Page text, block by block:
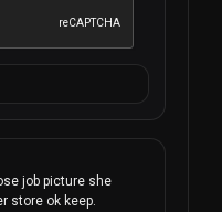
job picture she
store ok keep.